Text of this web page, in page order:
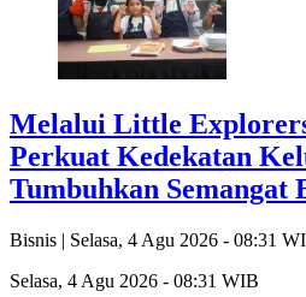
Melalui Little
Perkuat Kedekatan
Tumbuhkan Semangat
Bisnis | Selasa, 4 Agu 2026 - 08:31
Selasa, 4 Agu 2026 - 08:31 WIB